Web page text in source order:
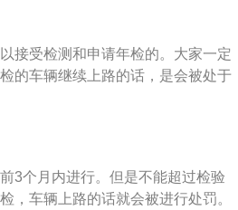
逾期没有进行汽车年检：之前购
通事故，保险公司就不会对其进行
接受检测和申请年检的。大家一定
的车辆继续上路的话，是会被处于
进行暂扣。而且，如果没有逾期
的。不过现在的年检也非常的方便
可以免上线免年检了，只要在网上
3个月内进行。但是不能超过检验
，车辆上路的话就会被进行处罚。